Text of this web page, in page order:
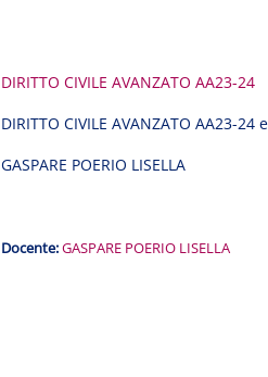
DIRITTO CIVILE AVANZATO AA23-24
DIRITTO CIVILE AVANZATO AA23-
GASPARE POERIO LISELLA
Docente:GASPARE POERIO LISELLA